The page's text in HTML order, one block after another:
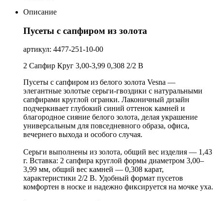
Описание
Пусеты с сапфиром из золота
артикул: 4477-251-10-00
2 Сапфир Круг 3,00-3,99 0,308 2/2 В
Пусеты с сапфиром из белого золота Vesna —
элегантные золотые серьги-гвоздики с натуральными
сапфирами круглой огранки. Лаконичный дизайн
подчеркивает глубокий синий оттенок камней и
благородное сияние белого золота, делая украшение
универсальным для повседневного образа, офиса,
вечернего выхода и особого случая.
Серьги выполнены из золота, общий вес изделия — 1,43
г. Вставка: 2 сапфира круглой формы диаметром 3,00–
3,99 мм, общий вес камней — 0,308 карат,
характеристики 2/2 В. Удобный формат пусетов
комфортен в носке и надежно фиксируется на мочке уха.